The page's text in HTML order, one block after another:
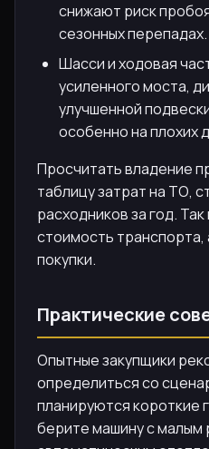
снижают риск
сезонных перепадах.
Шасси и ходовая
усиленного моста,
улучшенной
особенно на плохих
Просчитать владение
таблицу затрат на ТО,
расходников за год.
стоимость транспорта,
покупки.
Практические
Опытные закупщики
определиться со
планируются короткие
берите машину с малым